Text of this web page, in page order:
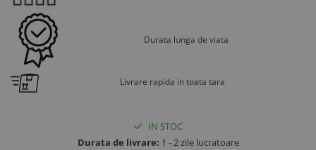
Boxe comune
Cusete individuale
Furajare si adapare vitei
Echipamente si accesorii furajare
vitei
Durata lunga de viata
Livrare rapida in toata tara
IN STOC
Durata de livrare: 1 - 2 zile lucratoare